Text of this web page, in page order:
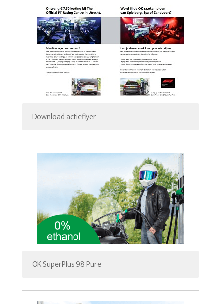
Download actieflyer
OK SuperPlus 98 Pure